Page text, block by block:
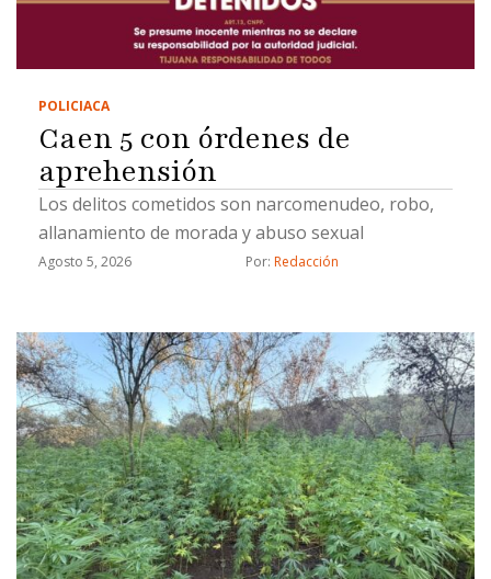
POLICIACA
Caen 5 con órdenes de
aprehensión
Los delitos cometidos son narcomenudeo, robo,
allanamiento de morada y abuso sexual
Agosto 5, 2026 Por: Redacción